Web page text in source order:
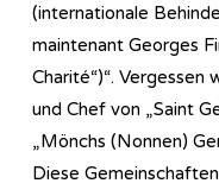
(internationale
maintenant Georges
Charité“)“.
und Chef von „Saint
„Mönchs (Nonnen)
Diese